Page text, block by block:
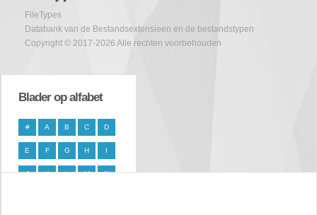
FileTypes
Databank van de Bestandsextensieen en de bestandstypen
Copyright © 2017-2026 Alle rechten voorbehouden
Blader op alfabet
# A B C D
E F G H I
J K L M N